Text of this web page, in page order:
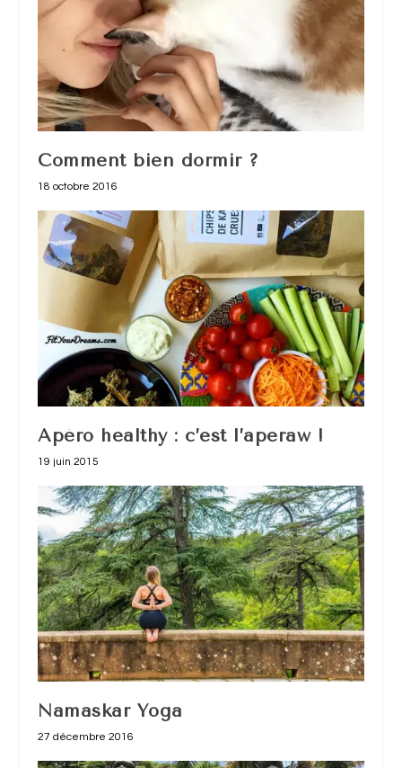
Comment bien dormir ?
18 octobre 2016
Apéro healthy : c’est l’aperaw !
19 juin 2015
Namaskar Yoga
27 décembre 2016